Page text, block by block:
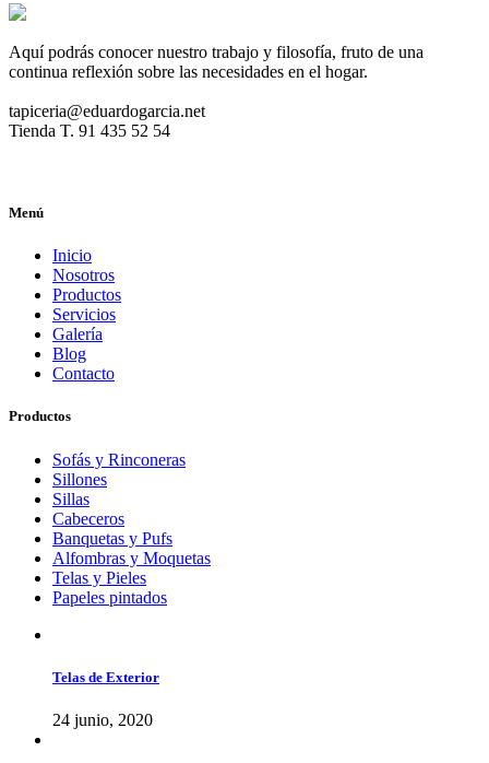
Aquí podrás conocer nuestro trabajo y filosofía, fruto de una
continua reflexión sobre las necesidades en el hogar.
tapiceria@eduardogarcia.net
Tienda T. 91 435 52 54
Menú
Inicio
Nosotros
Productos
Servicios
Galería
Blog
Contacto
Productos
Sofás y Rinconeras
Sillones
Sillas
Cabeceros
Banquetas y Pufs
Alfombras y Moquetas
Telas y Pieles
Papeles pintados
Telas de Exterior
24 junio, 2020